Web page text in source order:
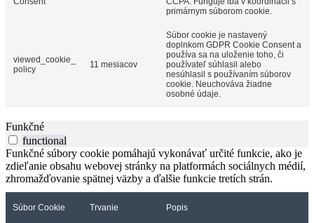
primárnym súborom cookie.
viewed_cookie_
policy
11 mesiacov
Súbor cookie je nastavený
doplnkom GDPR Cookie Consent a
používa sa na uloženie toho, či
používateľ súhlasil alebo
nesúhlasil s používaním súborov
cookie. Neuchováva žiadne
osobné údaje.
Funkčné
functional
Funkčné súbory cookie pomáhajú vykonávať určité funkcie, ako je
zdieľanie obsahu webovej stránky na platformách sociálnych médií,
zhromažďovanie spätnej väzby a ďalšie funkcie tretích strán.
Súbor Cookie Trvanie Popis